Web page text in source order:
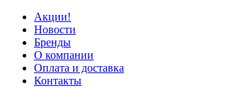
Акции!
Новости
Бренды
О компании
Оплата и доставка
Контакты